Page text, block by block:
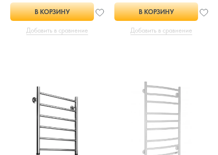
В КОРЗИНУ
Добавить в сравнение
В КОРЗИНУ
Добавить в сравнение